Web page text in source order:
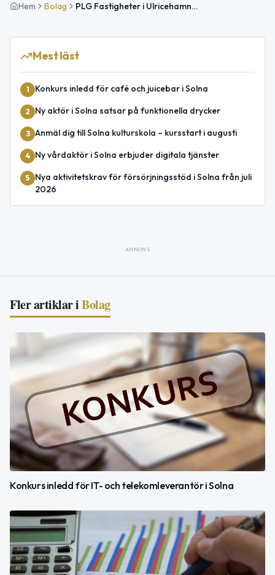
Hem Bolag PLG Fastigheter i Ulricehamn AB – Nystartat holdingbolag
Mest läst
1 Konkurs inledd för café och juicebar i Solna
2 Ny aktör i Solna satsar på funktionella drycker
3 Anmäl dig till Solna kulturskola – kursstart i augusti
4 Ny vårdaktör i Solna erbjuder digitala tjänster
5
Nya aktivitetskrav för försörjningsstöd i Solna från juli
2026
ANNONS
Fler artiklar iBolag
Konkurs inledd för IT- och telekomleverantör i Solna